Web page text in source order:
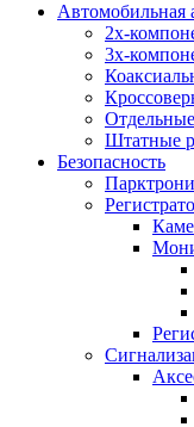
Автомобильная
2х-
3х-
Штатные
Безопасность